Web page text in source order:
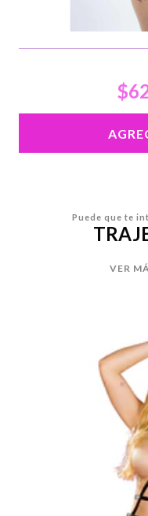
Puede que te
VER